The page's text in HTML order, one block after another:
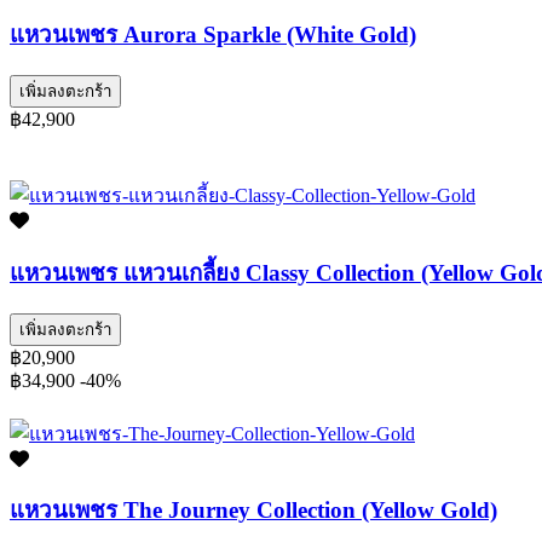
แหวนเพชร Aurora Sparkle (White Gold)
เพิ่มลงตะกร้า
฿42,900
แหวนเพชร แหวนเกลี้ยง Classy Collection (Yellow
เพิ่มลงตะกร้า
฿20,900
฿34,900 -40%
แหวนเพชร The Journey Collection (Yellow Gold)